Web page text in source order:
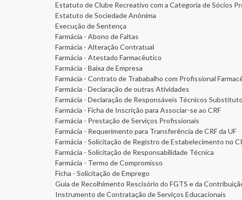
Estatuto de Clube Recreativo com a Categoria de Sócios
Estatuto de Sociedade Anônima
Execução de Sentença
Farmácia - Abono de Faltas
Farmácia - Alteração Contratual
Farmácia - Atestado Farmacêutico
Farmácia - Baixa de Empresa
Farmácia - Contrato de Trababalho com Profissional
Farmácia - Declaração de outras Atividades
Farmácia - Declaração de Responsáveis Técnicos
Farmácia - Ficha de Inscrição para Associar-se ao CRF
Farmácia - Prestação de Serviços Profissionais
Farmácia - Requerimento para Transferência de CRF da UF
Farmácia - Solicitação de Registro de Estabelecimento no
Farmácia - Solicitação de Responsabilidade Técnica
Farmácia - Termo de Compromisso
Ficha - Solicitação de Emprego
Guia de Recolhimento Rescisório do FGTS e da
Instrumento de Contratação de Serviços Educacionais